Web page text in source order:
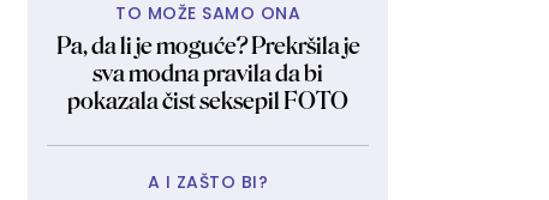
TO MOŽE SAMO ONA
Pa, da li je moguće? Prekršila je
sva modna pravila da bi
pokazala čist seksepil FOTO
A I ZAŠTO BI?